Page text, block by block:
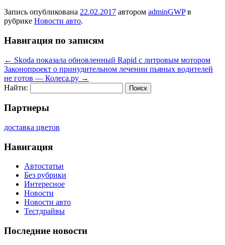
Запись опубликована 22.02.2017 автором adminGWPв
рубрике Новости авто.
Навигация по записям
← Skoda показала обновленный Rapid с литровым мотором
Законопроект о принудительном лечении пьяных водителей
не готов — Колеса.ру →
Найти:
Партнеры
доставка цветов
Навигация
Автостатьи
Без рубрики
Интересное
Новости
Новости авто
Тестдрайвы
Последние новости